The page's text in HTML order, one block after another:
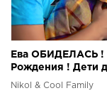
Ева ОБИДЕЛАСЬ !
Рождения ! Дети
Nikol & Cool Family